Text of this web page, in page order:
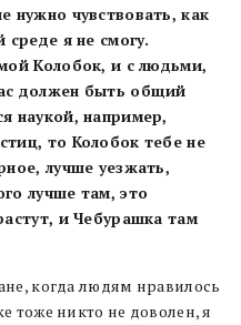
нужно чувствовать, как
среде я не смогу.
Колобок, и с людьми,
должен быть общий
наукой, например,
то Колобок тебе не
лучше уезжать,
лучше там, это
и Чебурашка там
когда людям нравилось
тоже никто не доволен, я